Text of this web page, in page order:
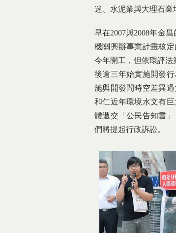
迷、水泥業與大理石業
早在2007與2008年金
機關興辦事業計畫核
今年開工，但依環評法
後逾三年始實施開發
施與開發間時空差異
和仁近年環境水文有
體遞交「公民告知書
們將提起行政訴訟。